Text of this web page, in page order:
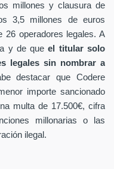
millones y clausura de
3,5 millones de euros
26 operadores legales. A
y de queel titular solo
legales sin nombrar a
destacar que Codere
importe sancionado
multa de 17.500€, cifra
millonarias o las
ilegal.